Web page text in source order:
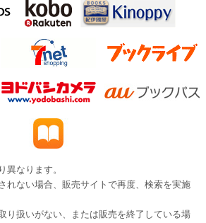
異なります。
れない場合、販売サイトで再度、検索を実施
り扱いがない、または販売を終了している場